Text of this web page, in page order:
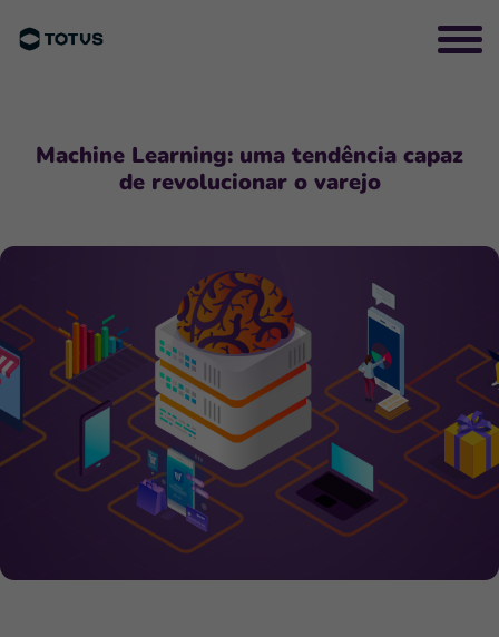
Machine Learning: uma tendência capaz
de revolucionar o varejo